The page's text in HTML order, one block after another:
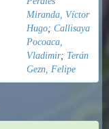
Miranda, Víctor
Hugo; Callisaya
Pocoaca,
Vladimir; Terán
Gezn, Felipe